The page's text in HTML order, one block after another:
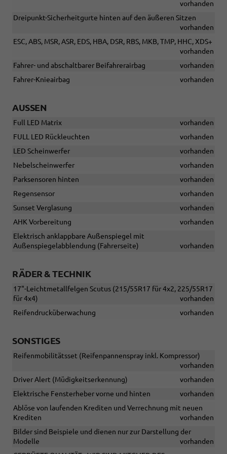
vorhanden
Dreipunkt-Sicherheitgurte hinten auf den äußeren Sitzen
vorhanden
ESC, ABS, MSR, ASR, EDS, HBA, DSR, RBS, MKB, TMP, HHC, XDS+
vorhanden
Fahrer- und abschaltbarer Beifahrerairbag
vorhanden
Fahrer-Knieairbag
vorhanden
AUSSEN
Full LED Matrix
vorhanden
FULL LED Rückleuchten
vorhanden
LED Scheinwerfer
vorhanden
Nebelscheinwerfer
vorhanden
Parksensoren hinten
vorhanden
Regensensor
vorhanden
Sunset Verglasung
vorhanden
AHK Vorbereitung
vorhanden
Elektrisch anklappbare Außenspiegel mit
Außenspiegelabblendung (Fahrerseite)
vorhanden
RÄDER & TECHNIK
17"-Leichtmetallfelgen Scutus (215/55R17 für 4x2, 225/55R17
für 4x4)
vorhanden
Reifendrucküberwachung
vorhanden
SONSTIGES
Reifenmobilitätsset (Reifenpannenspray inkl. Kompressor)
vorhanden
Driver Alert (Müdigkeitserkennung)
vorhanden
Elektrische Fensterheber vorne und hinten
vorhanden
Ablöse von laufenden Krediten und Verrechnung mit neuen
Krediten
vorhanden
Bilder sind Beispiele und dienen nur zur Darstellung der
Modelle
vorhanden